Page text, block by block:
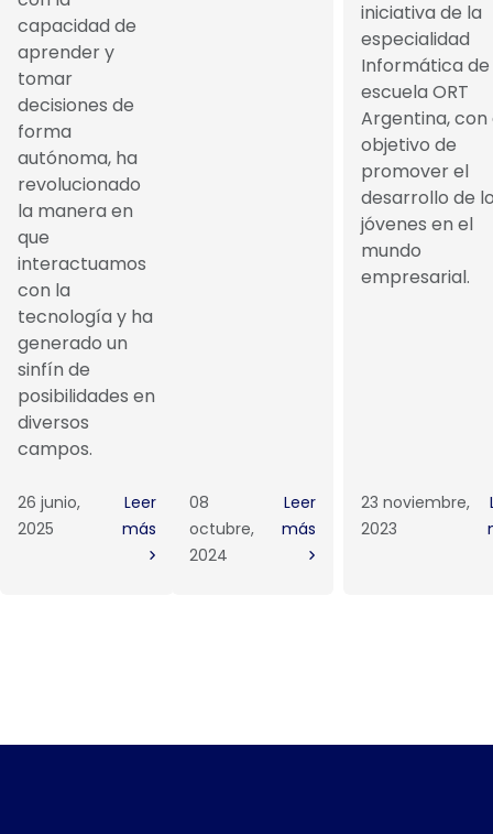
capacidad de
aprender y
tomar
decisiones de
forma
autónoma, ha
revolucionado
la manera en
que
interactuamos
con la
tecnología y ha
generado un
sinfín de
posibilidades en
diversos
campos.
26 junio,
2025
Leer
más
08
octubre,
2024
Leer
más
iniciativa de la
especialidad
Informática de
escuela ORT
Argentina, con
objetivo de
promover el
desarrollo de
jóvenes en el
mundo
empresarial.
23 noviembre,
2023